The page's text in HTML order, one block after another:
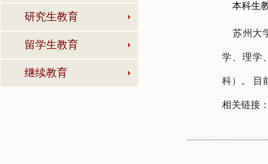
研究生教育
留学生教育
继续教育
本科生
苏州大
学、理学
科）。 目
相关链接